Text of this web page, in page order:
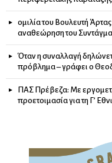
ομιλία του Βουλευτή
αναθεώρηση του
Όταν η συναλλαγή
πρόβλημα – γράφει ο
ΠΑΣ Πρέβεζα: Με
προετοιμασία για τη Γ’